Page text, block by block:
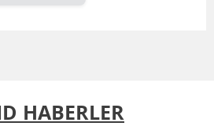
HABERLER